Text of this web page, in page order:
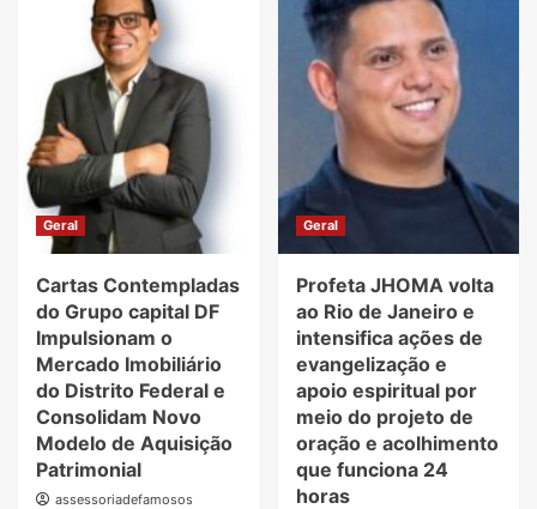
Geral
Cartas Contempladas
do Grupo capital DF
Impulsionam o
Mercado Imobiliário
do Distrito Federal e
Consolidam Novo
Modelo de Aquisição
Patrimonial
assessoriadefamosos
Geral
Profeta JHOMA volta
ao Rio de Janeiro e
intensifica ações de
evangelização e
apoio espiritual por
meio do projeto de
oração e acolhimento
que funciona 24
horas